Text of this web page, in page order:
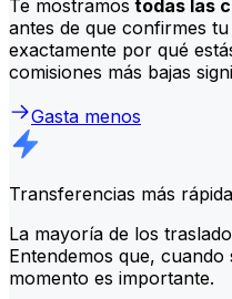
Te mostramos todas las
antes de que confirmes
exactamente por qué
comisiones más bajas
Gasta menos
Transferencias más
La mayoría de los
Entendemos que,
momento es importante.